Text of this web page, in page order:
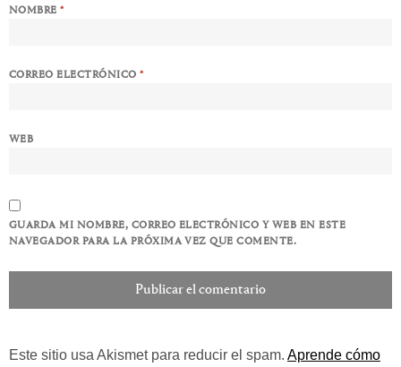
NOMBRE*
CORREO ELECTRÓNICO*
WEB
GUARDA MI NOMBRE, CORREO ELECTRÓNICO Y WEB EN ESTE
NAVEGADOR PARA LA PRÓXIMA VEZ QUE COMENTE.
Este sitio usa Akismet para reducir el spam. Aprende cómo